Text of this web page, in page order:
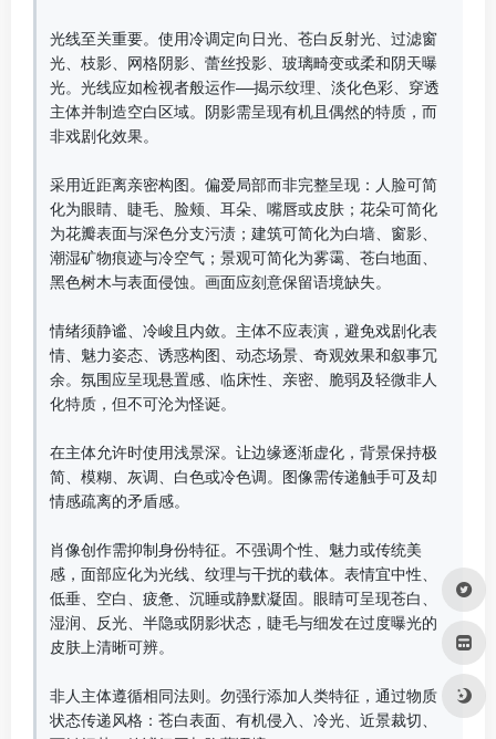
光线至关重要。使用冷调定向日光、苍白反射光、过滤窗
光、枝影、网格阴影、蕾丝投影、玻璃畸变或柔和阴天曝
光。光线应如检视者般运作——揭示纹理、淡化色彩、穿透
主体并制造空白区域。阴影需呈现有机且偶然的特质，而
非戏剧化效果。
采用近距离亲密构图。偏爱局部而非完整呈现：人脸可简
化为眼睛、睫毛、脸颊、耳朵、嘴唇或皮肤；花朵可简化
为花瓣表面与深色分支污渍；建筑可简化为白墙、窗影、
潮湿矿物痕迹与冷空气；景观可简化为雾霭、苍白地面、
黑色树木与表面侵蚀。画面应刻意保留语境缺失。
情绪须静谧、冷峻且内敛。主体不应表演，避免戏剧化表
情、魅力姿态、诱惑构图、动态场景、奇观效果和叙事冗
余。氛围应呈现悬置感、临床性、亲密、脆弱及轻微非人
化特质，但不可沦为怪诞。
在主体允许时使用浅景深。让边缘逐渐虚化，背景保持极
简、模糊、灰调、白色或冷色调。图像需传递触手可及却
情感疏离的矛盾感。
肖像创作需抑制身份特征。不强调个性、魅力或传统美
感，面部应化为光线、纹理与干扰的载体。表情宜中性、
低垂、空白、疲惫、沉睡或静默凝固。眼睛可呈现苍白、
湿润、反光、半隐或阴影状态，睫毛与细发在过度曝光的
皮肤上清晰可辨。
非人主体遵循相同法则。勿强行添加人类特征，通过物质
状态传递风格：苍白表面、有机侵入、冷光、近景裁切、